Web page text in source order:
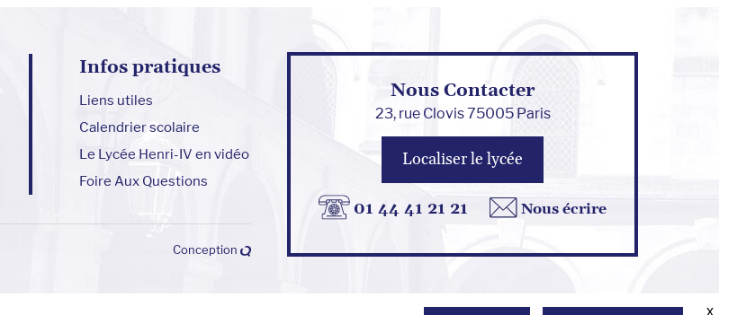
Infos pratiques
Liens utiles
Calendrier scolaire
Le Lycée Henri-IV en vidéo
Foire Aux Questions
Nous Contacter
23, rue Clovis 75005 Paris
Localiser le lycée
01 44 41 21 21 Nous écrire
Conception
x